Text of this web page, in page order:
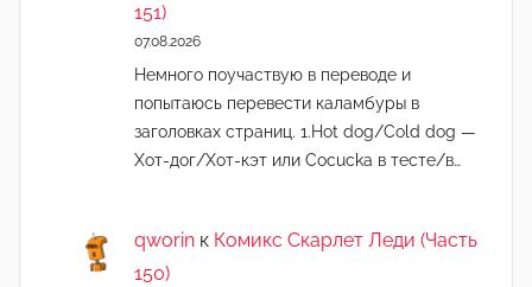
151)
07.08.2026
Немного поучаствую в переводе и
попытаюсь перевести каламбуры в
заголовках страниц. 1.Hot dog/Cold dog —
Хот-дог/Хот-кэт или Cocucka в тесте/в…
qworin к Комикс Скарлет Леди (Часть
150)